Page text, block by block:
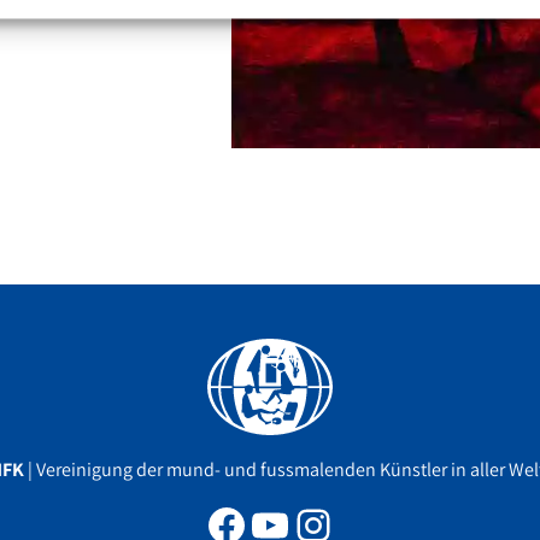
| Vereinigung der mund- und fussmalenden Künstler in aller
Facebook
YouTube
Instagram